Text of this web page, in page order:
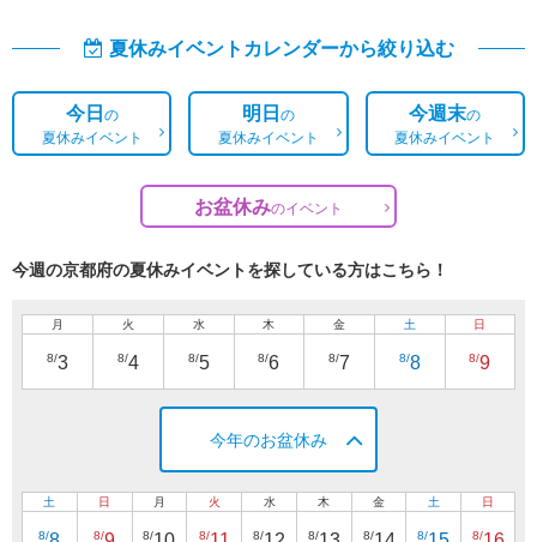
夏休みイベントカレンダーから絞り込む
今日の
夏休みイベント
明日の
夏休みイベント
今週末の
夏休みイベント
お盆休みのイベント
今週の京都府の夏休みイベントを探している方はこちら！
月
8/3
火
8/4
水
8/5
木
8/6
金
8/7
土
8/8
日
8/9
今年のお盆休み
土
8/
日
8/
月
8/
火
8/
水
8/
木
8/
金
8/
土
8/
日
8/